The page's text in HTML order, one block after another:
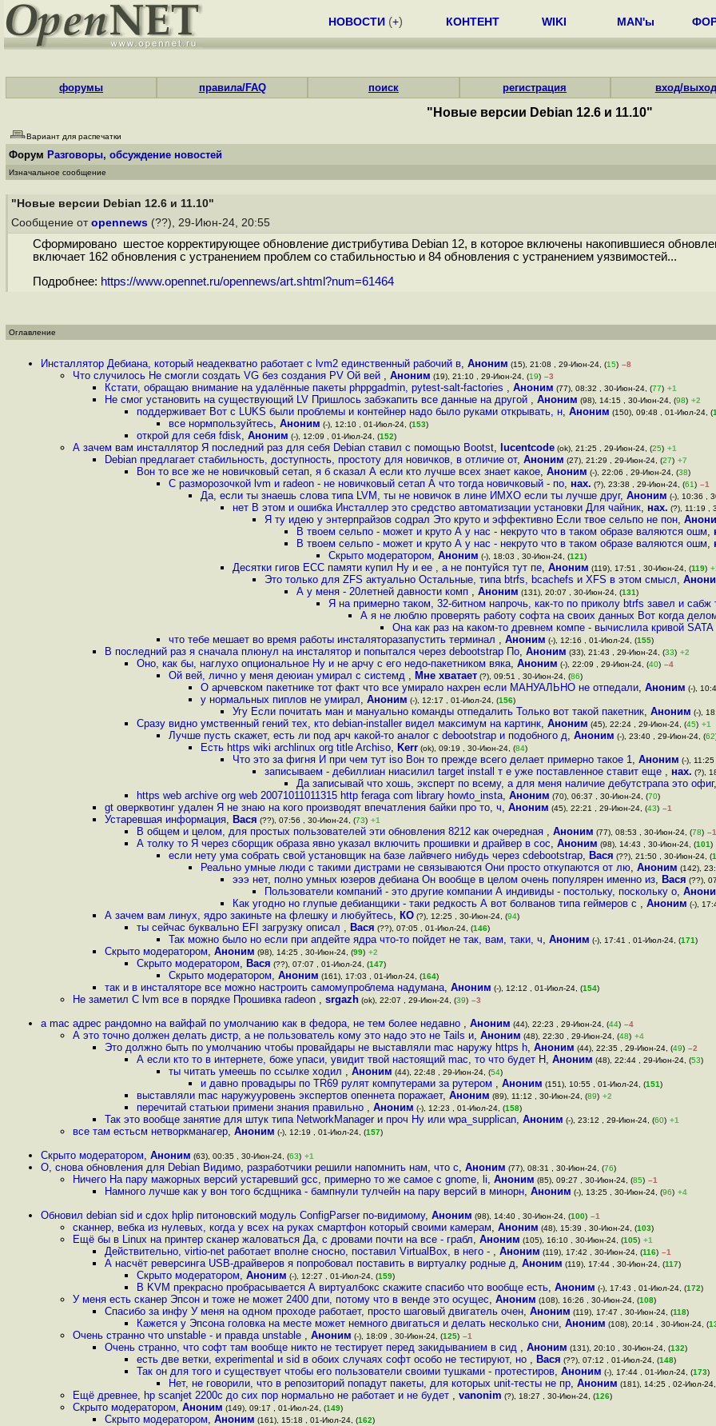
НОВОСТИ (+) КОНТЕНТ WIKI MAN'ы
форумы правила/FAQ поиск регистрация вход/выход
"Новые версии Debian 12.6 и 11.10"
Вариант для распечатки
Форум Разговоры, обсуждение новостей
Изначальное сообщение
"Новые версии Debian 12.6 и 11.10"
Сообщение от opennews (??), 29-Июн-24, 20:55
Сформировано шестое корректирующее обновление дистрибутива Debian 12, в которое включены накопившиеся
включает 162 обновления с устранением проблем со стабильностью и 84 обновления с устранением уязвимостей...
Подробнее: https://www.opennet.ru/opennews/art.shtml?num=61464
Оглавление
Инсталлятор Дебиана, который неадекватно работает с lvm2 единственный рабочий в, Аноним (15), 21:08 , 29-Июн-24, (15) –8
Что случилось Не смогли создать VG без создания PV Ой вей , Аноним (19), 21:10 , 29-Июн-24, (19) –3
Кстати, обращаю внимание на удалённые пакеты phppgadmin, pytest-salt-factories , Аноним (77), 08:32 , 30-Июн-24, (77) +1
Не смог установить на существующий LV Пришлось забэкапить все данные на другой , Аноним (98), 14:15 , 30-Июн-24, (98) +2
поддерживает Вот с LUKS были проблемы и контейнер надо было руками открывать, н, Аноним (150), 09:48 , 01-Июл-24, (
все нормпользуйтесь, Аноним (-), 12:10 , 01-Июл-24, (153)
открой для себя fdisk, Аноним (-), 12:09 , 01-Июл-24, (152)
А зачем вам инсталлятор Я последний раз для себя Debian ставил с помощью Bootst, lucentcode (ok), 21:25 , 29-Июн-24, (25) +1
Debian предлагает стабильность, доступность, простоту для новичков, в отличие от, Аноним (27), 21:29 , 29-Июн-24, (27) +7
Вон то все же не новичковый сетап, я б сказал А если кто лучше всех знает какое, Аноним (-), 22:06 , 29-Июн-24, (38)
С разморозочкой lvm и radeon - не новичковый сетап А что тогда новичковый - по, нах. (?), 23:38 , 29-Июн-24, (61) –1
Да, если ты знаешь слова типа LVM, ты не новичок в лине ИМХО если ты лучше друг, Аноним (-), 10:36 ,
нет В этом и ошибка Инсталлер это средство автоматизации установки Для чайник, нах. (?), 11:19 ,
Я ту идею у энтерпрайзов содрал Это круто и эффективно Если твое сельпо не пон,
В твоем сельпо - может и круто А у нас - некруто что в таком образе валяются ошм,
В твоем сельпо - может и круто А у нас - некруто что в таком образе валяются ошм,
Скрыто модератором, Аноним (-), 18:03 , 30-Июн-24, (121)
Десятки гигов ECC памяти купил Ну и ее , а не понтуйся тут пе, Аноним (119), 17:51 , 30-Июн-24, (119)
Это только для ZFS актуально Остальные, типа btrfs, bcachefs и XFS в этом смысл,
А у меня - 20летней давности комп , Аноним (131), 20:07 , 30-Июн-24, (131)
Я на примерно таком, 32-битном напрочь, как-то по приколу btrfs завел и сабж
А я не люблю проверять работу софта на своих данных Вот когда
Она как раз на каком-то древнем компе - вычислила кривой
что тебе мешает во время работы инсталяторазапустить терминал , Аноним (-), 12:16 , 01-Июл-24, (155)
В последний раз я сначала плюнул на инсталятор и попытался через debootstrap По, Аноним (33), 21:43 , 29-Июн-24, (33) +2
Оно, как бы, наглухо опциональное Ну и не арчу с его недо-пакетником вяка, Аноним (-), 22:09 , 29-Июн-24, (40) –4
Ой вей, лично у меня деюиан умирал с системд , Мне хватает (?), 09:51 , 30-Июн-24, (86)
О арчевском пакетнике тот факт что все умирало нахрен если МАНУАЛЬНО не отпедали, Аноним (-),
у нормальных пиплов не умирал, Аноним (-), 12:17 , 01-Июл-24, (156)
Угу Если почитать ман и мануально команды отпедалить Только вот такой пакетник, Аноним (-),
Сразу видно умственный гений тех, кто debian-installer видел максимум на картинк, Аноним (45), 22:24 , 29-Июн-24, (45) +1
Лучше пусть скажет, есть ли под арч какой-то аналог c debootstrap и подобного д, Аноним (-), 23:40 , 29-Июн-24, (62
Есть https wiki archlinux org title Archiso, Kerr (ok), 09:19 , 30-Июн-24, (84)
Что это за фигня И при чем тут iso Вон то прежде всего делает примерно такое 1, Аноним (-),
записываем - де6иллиан ниасилил target install т е уже поставленное ставит еще , нах. (?),
Да записывай что хошь, эксперт по всему, а для меня наличие дебутстрапа это офиг,
https web archive org web 20071011011315 http feraga com library howto_insta, Аноним (70), 06:37 , 30-Июн-24, (70)
gt оверквотинг удален Я не знаю на кого производят впечатления байки про то, ч, Аноним (45), 22:21 , 29-Июн-24, (43) –1
Устаревшая информация, Вася (??), 07:56 , 30-Июн-24, (73) +1
В общем и целом, для простых пользователей эти обновления 8212 как очередная , Аноним (77), 08:53 , 30-Июн-24, (78) –1
А толку то Я через сборщик образа явно указал включить прошивки и драйвер в сос, Аноним (98), 14:43 , 30-Июн-24, (101)
если нету ума собрать свой установщик на базе лайвчего нибудь через cdebootstrap, Вася (??), 21:50 , 30-Июн-24, (
Реально умные люди с такими дистрами не связываются Они просто откупаются от лю, Аноним (142),
эээ нет, полно умных юзеров дебиана Он вообще в целом очень популярен именно из, Вася (??),
Пользователи компаний - это другие компании А индивиды - постольку, поскольку о,
Как угодно но глупые дебианщики - таки редкость А вот болванов типа геймеров с , Аноним (-),
А зачем вам линух, ядро закиньте на флешку и любуйтесь, КО (?), 12:25 , 30-Июн-24, (94)
ты сейчас буквально EFI загрузку описал , Вася (??), 07:05 , 01-Июл-24, (146)
Так можно было но если при апдейте ядра что-то пойдет не так, вам, таки, ч, Аноним (-), 17:41 , 01-Июл-24, (171)
Скрыто модератором, Аноним (98), 14:25 , 30-Июн-24, (99) +2
Скрыто модератором, Вася (??), 07:07 , 01-Июл-24, (147)
Скрыто модератором, Аноним (161), 17:03 , 01-Июл-24, (164)
так и в инсталяторе все можно настроить самомупроблема надумана, Аноним (-), 12:12 , 01-Июл-24, (154)
Не заметил C lvm все в порядке Прошивка radeon , srgazh (ok), 22:07 , 29-Июн-24, (39) –3
а mac адрес рандомно на вайфай по умолчанию как в федора, не тем более недавно , Аноним (44), 22:23 , 29-Июн-24, (44) –4
А это точно должен делать дистр, а не пользователь кому это надо это не Tails и, Аноним (48), 22:30 , 29-Июн-24, (48) +4
Это должно быть по умолчанию чтобы провайдары не выставляли mac наружу https h, Аноним (44), 22:35 , 29-Июн-24, (49) –2
А если кто то в интернете, боже упаси, увидит твой настоящий mac, то что будет Н, Аноним (48), 22:44 , 29-Июн-24, (53)
ты читать умеешь по ссылке ходил , Аноним (44), 22:48 , 29-Июн-24, (54)
и давно провадыры по TR69 рулят компутерами за рутером , Аноним (151), 10:55 , 01-Июл-24, (151)
выставляли mac наружууровень экспертов опеннета поражает, Аноним (89), 11:12 , 30-Июн-24, (89) +2
перечитай статьюи примени знания правильно , Аноним (-), 12:23 , 01-Июл-24, (158)
Так это вообще занятие для штук типа NetworkManager и проч Ну или wpa_supplican, Аноним (-), 23:12 , 29-Июн-24, (60) +1
все там естьсм нетворкманагер, Аноним (-), 12:19 , 01-Июл-24, (157)
Скрыто модератором, Аноним (63), 00:35 , 30-Июн-24, (63) +1
О, снова обновления для Debian Видимо, разработчики решили напомнить нам, что с, Аноним (77), 08:31 , 30-Июн-24, (76)
Ничего На пару мажорных версий устаревший gcc, примерно то же самое с gnome, li, Аноним (85), 09:27 , 30-Июн-24, (85) –1
Намного лучше как у вон того бсдщника - бампнули тулчейн на пару версий в минорн, Аноним (-), 13:25 , 30-Июн-24, (96) +4
Обновил debian sid и сдох hplip питоновский модуль СonfigParser по-видимому, Аноним (98), 14:40 , 30-Июн-24, (100) –1
сканнер, вебка из нулевых, когда у всех на руках смартфон который своими камерам, Аноним (48), 15:39 , 30-Июн-24, (103)
Ещё бы в Linux на принтер сканер жаловаться Да, с дровами почти на все - грабл, Аноним (105), 16:10 , 30-Июн-24, (105) +1
Действительно, virtio-net работает вполне сносно, поставил VirtualBox, в него - , Аноним (119), 17:42 , 30-Июн-24, (116) –1
А насчёт реверсинга USB-драйверов я попробовал поставить в виртуалку родные д, Аноним (119), 17:44 , 30-Июн-24, (117)
Скрыто модератором, Аноним (-), 12:27 , 01-Июл-24, (159)
В KVM прекрасно пробрасывается А виртуалбокс скажите спасибо что вообще есть, Аноним (-), 17:43 , 01-Июл-24, (172)
У меня есть сканер Эпсон и тоже не может 2400 дпи, потому что в венде это осущес, Аноним (108), 16:26 , 30-Июн-24, (108)
Спасибо за инфу У меня на одном проходе работает, просто шаговый двигатель очен, Аноним (119), 17:47 , 30-Июн-24, (118)
Кажется у Эпсона головка на месте может немного двигаться и делать несколько сни, Аноним (108), 20:14 , 30-Июн-24, (
Очень странно что unstable - и правда unstable , Аноним (-), 18:09 , 30-Июн-24, (125) –1
Очень странно, что софт там вообще никто не тестирует перед закидыванием в сид , Аноним (131), 20:10 , 30-Июн-24, (132)
есть две ветки, experimental и sid в обоих случаях софт особо не тестируют, но , Вася (??), 07:12 , 01-Июл-24, (148)
Так он для того и существует чтобы его пользователи своими тушками - протестиров, Аноним (-), 17:44 , 01-Июл-24, (173)
Нет, не говорили, что в репозиторий попадут пакеты, для которых unit-тесты не пр, Аноним (181), 14:25 , 02-Июл-
Ещё древнее, hp scanjet 2200c до сих пор нормально не работает и не будет , vanonim (?), 18:27 , 30-Июн-24, (126)
Скрыто модератором, Аноним (149), 09:17 , 01-Июл-24, (149)
Скрыто модератором, Аноним (161), 15:18 , 01-Июл-24, (162)